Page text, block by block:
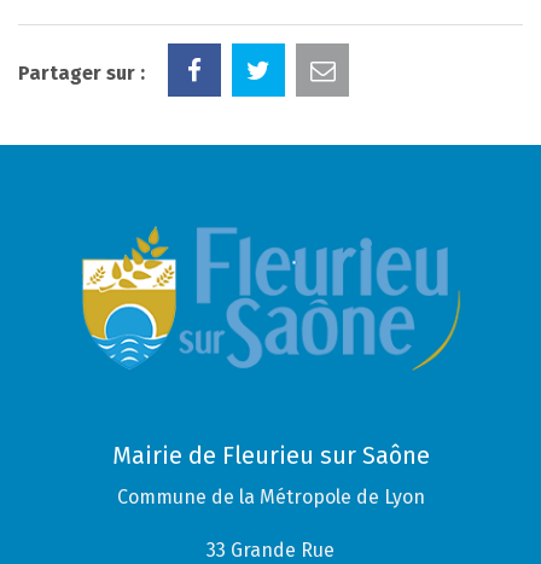
Partager sur :
Mairie de Fleurieu sur Saône
Commune de la Métropole de Lyon
33 Grande Rue